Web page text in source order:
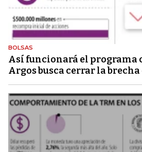
BOLSAS
Así funcionará el programa
Argos busca cerrar la brecha